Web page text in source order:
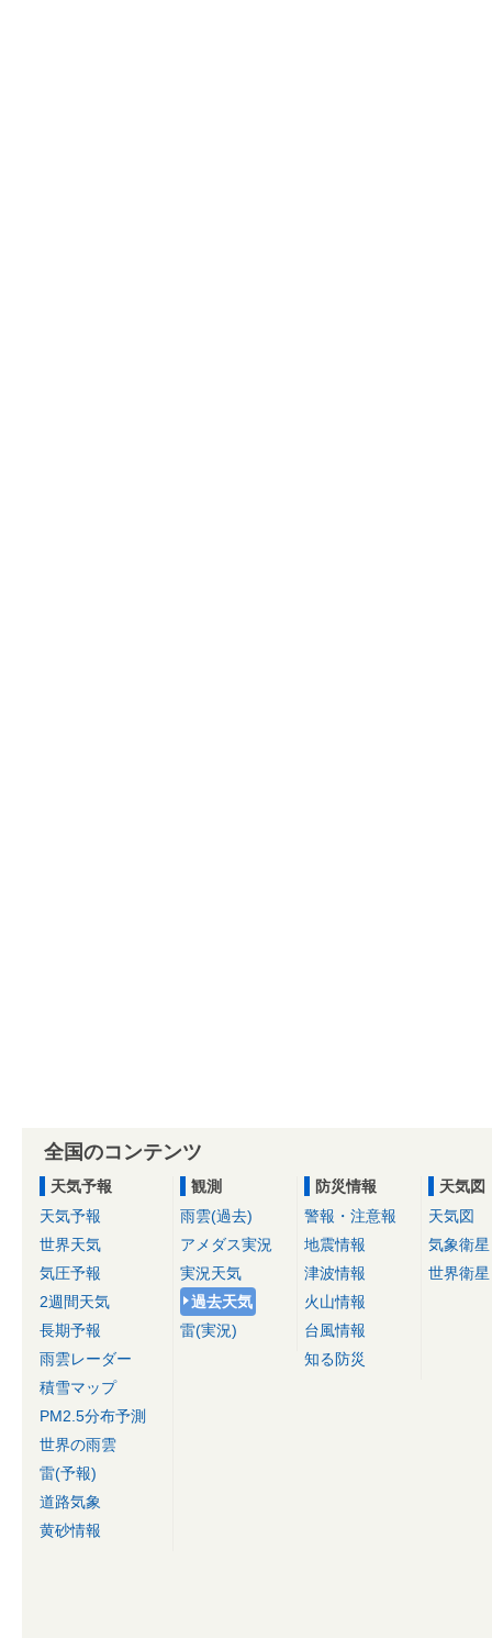
全国のコンテンツ
天気予報
天気予報
世界天気
気圧予報
2週間天気
長期予報
雨雲レーダー
積雪マップ
PM2.5分布予測
世界の雨雲
雷(予報)
道路気象
黄砂情報
観測
雨雲(過去)
アメダス実況
実況天気
過去天気
雷(実況)
防災情報
警報・注意報
地震情報
津波情報
火山情報
台風情報
知る防災
天気図
天気図
気象衛星
世界衛星